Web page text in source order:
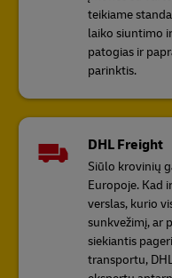
teikiame
laiko siuntimo
patogias ir
parinktis.
DHL Freight
Siūlo krovinių
Europoje. Kad
verslas, kurio
sunkvežimį, ar
siekiantis
transportu,